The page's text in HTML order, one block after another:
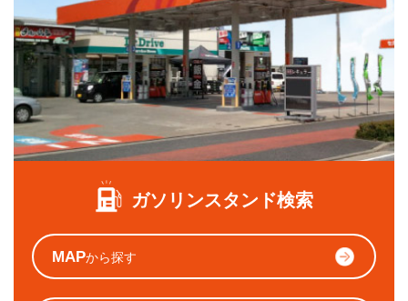
ガソリンスタンド検索
MAPから探す